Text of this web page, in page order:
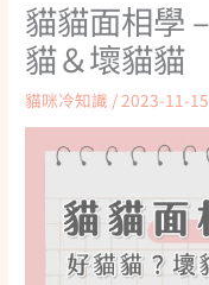
貓貓面相學
貓＆壞貓貓
貓咪冷知識 / 2023-11-15